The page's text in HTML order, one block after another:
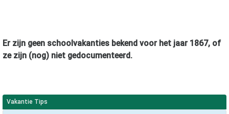
Er zijn geen schoolvakanties bekend voor het jaar 1867, of
ze zijn (nog) niet gedocumenteerd.
Vakantie Tips